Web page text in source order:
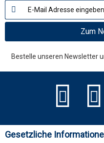
Zum
Bestelle unseren Newsletter
Gesetzliche